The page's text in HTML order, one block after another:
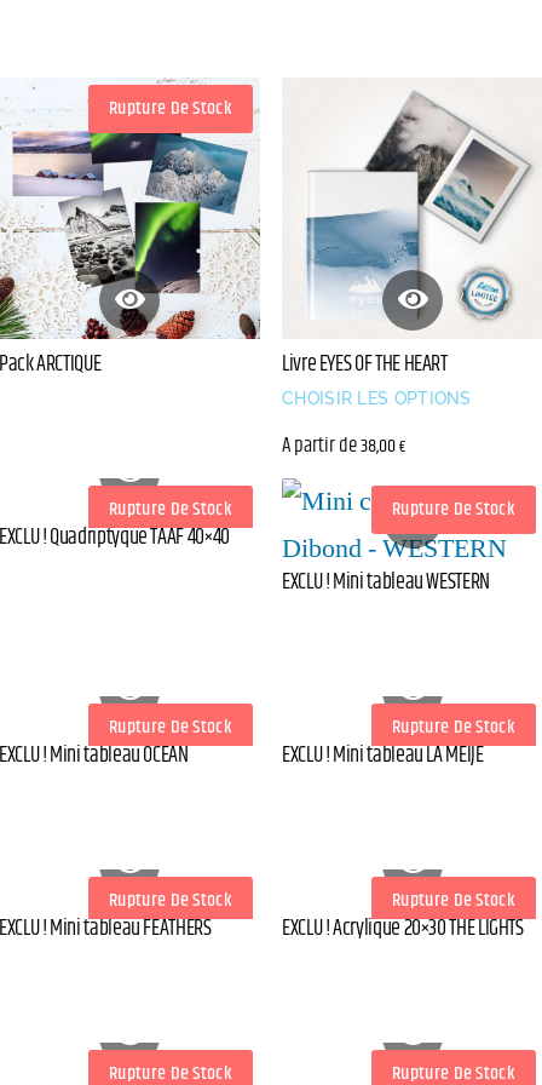
Rupture De Stock
Pack ARCTIQUE Livre EYES OF THE HEART
A partir de38,00€
CHOISIR LES OPTIONS
Rupture De Stock
EXCLU ! Quadriptyque TAAF 40×40
Rupture De Stock
EXCLU ! Mini tableau WESTERN
Rupture De Stock
EXCLU ! Mini tableau OCEAN
Rupture De Stock
EXCLU ! Mini tableau LA MEIJE
Rupture De Stock
EXCLU ! Mini tableau FEATHERS
Rupture De Stock
EXCLU ! Acrylique 20×30 THE LIGHTS
Rupture De Stock Rupture De Stock